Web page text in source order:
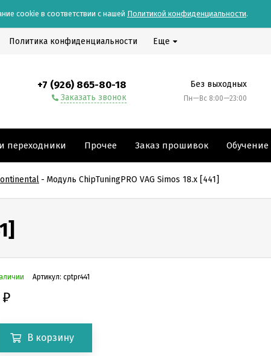
cookie в соответствии с нашей Политикой конфиденциальности.
Политика конфиденциальности Еще
+7 (926) 865-80-18
Заказать звонок
Без выходных
Пн—Вс 8:00—23:00
переходники Прочее Заказ прошивок
- Модуль ChipTuningPRO VAG Simos 18.x [441]
Артикул: cptpr441
₽
В корзину